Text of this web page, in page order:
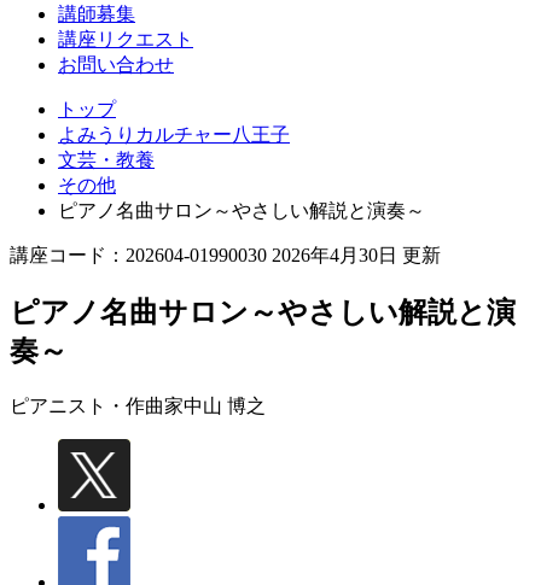
講師募集
講座リクエスト
お問い合わせ
トップ
よみうりカルチャー八王子
文芸・教養
その他
ピアノ名曲サロン～やさしい解説と演奏～
講座コード：202604-01990030 2026年4月30日 更新
ピアノ名曲サロン～やさしい解説と演
奏～
ピアニスト・作曲家中山 博之